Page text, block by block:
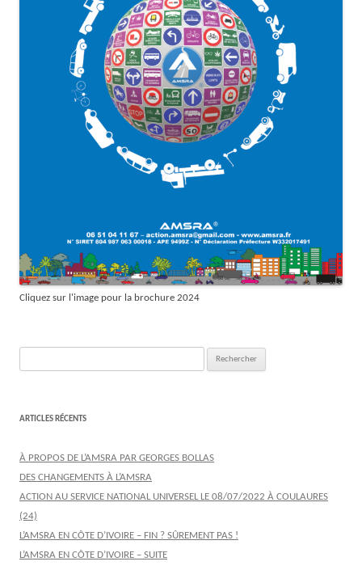
Cliquez sur l'image pour la brochure 2024
ARTICLES RÉCENTS
À PROPOS DE L’AMSRA PAR GEORGES BOLLAS
DES CHANGEMENTS À L’AMSRA
ACTION AU SERVICE NATIONAL UNIVERSEL LE 08/07/2022 À COULAURES
(24)
L’AMSRA EN CÔTE D’IVOIRE – FIN ? SÛREMENT PAS !
L’AMSRA EN CÔTE D’IVOIRE – SUITE